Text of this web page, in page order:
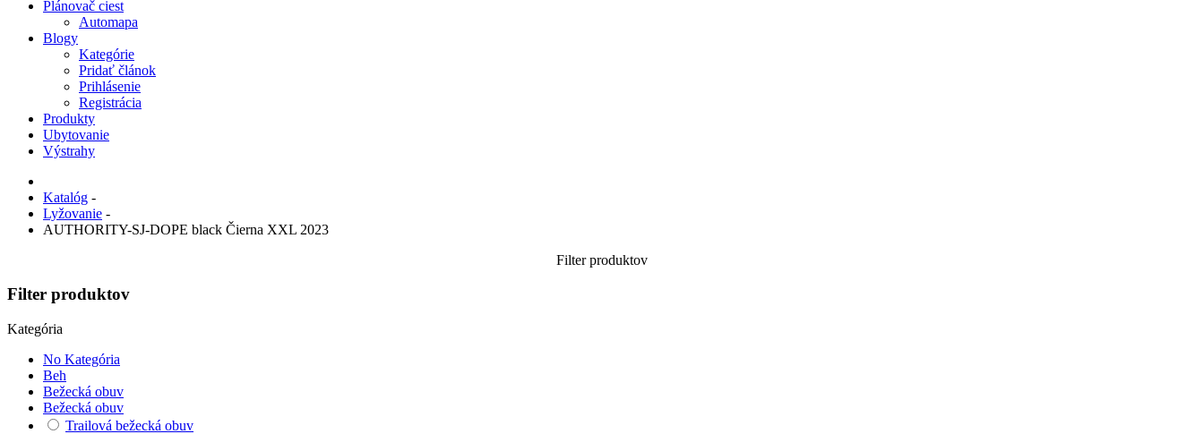
Plánovač ciest
Automapa
Blogy
Kategórie
Pridať článok
Prihlásenie
Registrácia
Produkty
Ubytovanie
Výstrahy
Katalóg -
Lyžovanie -
AUTHORITY-SJ-DOPE black Čierna XXL 2023
Filter produktov
Filter produktov
Kategória
No Kategória
Beh
Bežecká obuv
Bežecká obuv
Trailová bežecká obuv